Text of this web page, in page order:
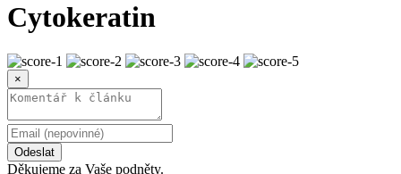
Cytokeratin
×
Odeslat
Děkujeme za Vaše podněty.